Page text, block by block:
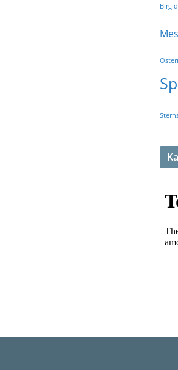
Birgid